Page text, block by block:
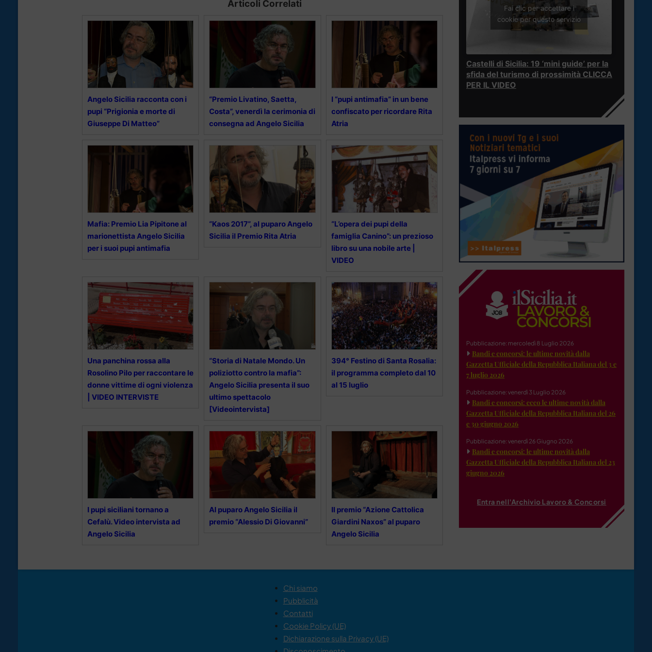
Articoli Correlati
Angelo Sicilia racconta con i
pupi “Prigionia e morte di
Giuseppe Di Matteo”
“Premio Livatino, Saetta,
Costa”, venerdì la cerimonia di
consegna ad Angelo Sicilia
I “pupi antimafia” in un bene
confiscato per ricordare Rita
Atria
Mafia: Premio Lia Pipitone al
marionettista Angelo Sicilia
per i suoi pupi antimafia
“Kaos 2017”, al puparo Angelo
Sicilia il Premio Rita Atria
“L’opera dei pupi della
famiglia Canino”: un prezioso
libro su una nobile arte |
VIDEO
Una panchina rossa alla
Rosolino Pilo per raccontare le
donne vittime di ogni violenza
| VIDEO INTERVISTE
“Storia di Natale Mondo. Un
poliziotto contro la mafia”:
Angelo Sicilia presenta il suo
ultimo spettacolo
[Videointervista]
394° Festino di Santa Rosalia:
il programma completo dal 10
al 15 luglio
I pupi siciliani tornano a
Cefalù. Video intervista ad
Angelo Sicilia
Al puparo Angelo Sicilia il
premio “Alessio Di Giovanni”
Il premio “Azione Cattolica
Giardini Naxos” al puparo
Angelo Sicilia
Fai clic per accettare i
cookie per questo servizio
Castelli di Sicilia: 19 ‘mini guide’ per la
sfida del turismo di prossimità CLICCA
PER IL VIDEO
Pubblicazione: mercoledì 8 Luglio 2026
Bandi e concorsi: le ultime novità dalla
Gazzetta Ufficiale della Repubblica Italiana del 3 e
7 luglio 2026
Pubblicazione: venerdì 3 Luglio 2026
Bandi e concorsi: ecco le ultime novità dalla
Gazzetta Ufficiale della Repubblica Italiana del 26
e 30 giugno 2026
Pubblicazione: venerdì 26 Giugno 2026
Bandi e concorsi: le ultime novità dalla
Gazzetta Ufficiale della Repubblica Italiana del 23
giugno 2026
Entra nell'Archivio Lavoro & Concorsi
Chi siamo
Pubblicità
Contatti
Cookie Policy (UE)
Dichiarazione sulla Privacy (UE)